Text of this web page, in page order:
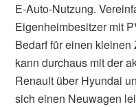
E-Auto-Nutzung.
Eigenheimbesitzer mit
Bedarf für einen
kann durchaus mit der
Renault über Hyundai
sich einen Neuwagen